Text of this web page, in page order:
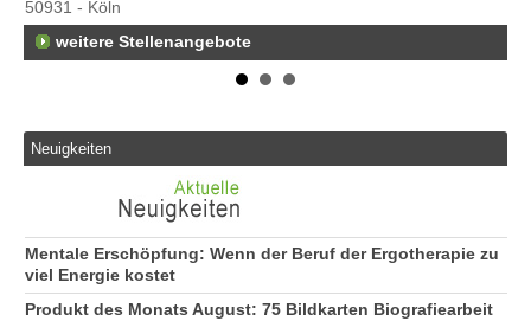
50931 - Köln
weitere Stellenangebote
Neuigkeiten
Mentale Erschöpfung: Wenn der Beruf der Ergotherapie zu
viel Energie kostet
Produkt des Monats August: 75 Bildkarten Biografiearbeit